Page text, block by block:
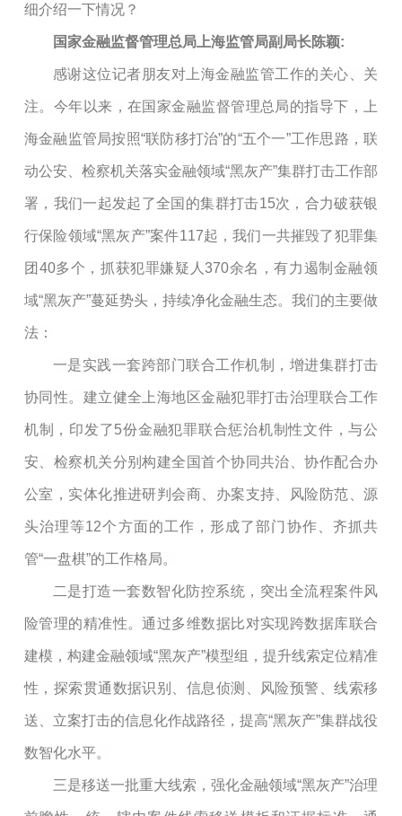
细介绍一下情况？
国家金融监督管理总局上海监管局副局长陈颖:
感谢这位记者朋友对上海金融监管工作的关心、关
注。今年以来，在国家金融监督管理总局的指导下，上
海金融监管局按照“联防移打治”的“五个一”工作思路，联
动公安、检察机关落实金融领域“黑灰产”集群打击工作部
署，我们一起发起了全国的集群打击15次，合力破获银
行保险领域“黑灰产”案件117起，我们一共摧毁了犯罪集
团40多个，抓获犯罪嫌疑人370余名，有力遏制金融领
域“黑灰产”蔓延势头，持续净化金融生态。我们的主要做
法：
一是实践一套跨部门联合工作机制，增进集群打击
协同性。建立健全上海地区金融犯罪打击治理联合工作
机制，印发了5份金融犯罪联合惩治机制性文件，与公
安、检察机关分别构建全国首个协同共治、协作配合办
公室，实体化推进研判会商、办案支持、风险防范、源
头治理等12个方面的工作，形成了部门协作、齐抓共
管“一盘棋”的工作格局。
二是打造一套数智化防控系统，突出全流程案件风
险管理的精准性。通过多维数据比对实现跨数据库联合
建模，构建金融领域“黑灰产”模型组，提升线索定位精准
性，探索贯通数据识别、信息侦测、风险预警、线索移
送、立案打击的信息化作战路径，提高“黑灰产”集群战役
数智化水平。
三是移送一批重大线索，强化金融领域“黑灰产”治理